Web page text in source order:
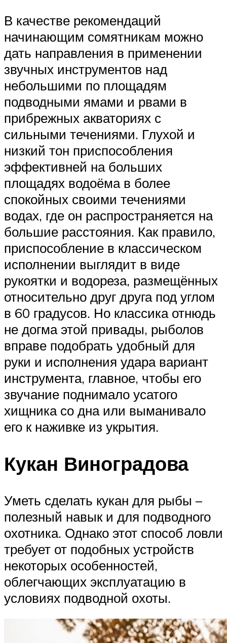
В качестве рекомендаций
начинающим сомятникам можно
дать направления в применении
звучных инструментов над
небольшими по площадям
подводными ямами и рвами в
прибрежных акваториях с
сильными течениями. Глухой и
низкий тон приспособления
эффективней на больших
площадях водоёма в более
спокойных своими течениями
водах, где он распространяется на
большие расстояния. Как правило,
приспособление в классическом
исполнении выглядит в виде
рукоятки и водореза, размещённых
относительно друг друга под углом
в 60 градусов. Но классика отнюдь
не догма этой привады, рыболов
вправе подобрать удобный для
руки и исполнения удара вариант
инструмента, главное, чтобы его
звучание поднимало усатого
хищника со дна или выманивало
его к наживке из укрытия.
Кукан Виноградова
Уметь сделать кукан для рыбы –
полезный навык и для подводного
охотника. Однако этот способ ловли
требует от подобных устройств
некоторых особенностей,
облегчающих эксплуатацию в
условиях подводной охоты.